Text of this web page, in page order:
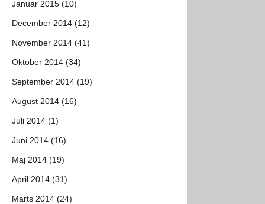
Januar 2015 (10)
December 2014 (12)
November 2014 (41)
Oktober 2014 (34)
September 2014 (19)
August 2014 (16)
Juli 2014 (1)
Juni 2014 (16)
Maj 2014 (19)
April 2014 (31)
Marts 2014 (24)